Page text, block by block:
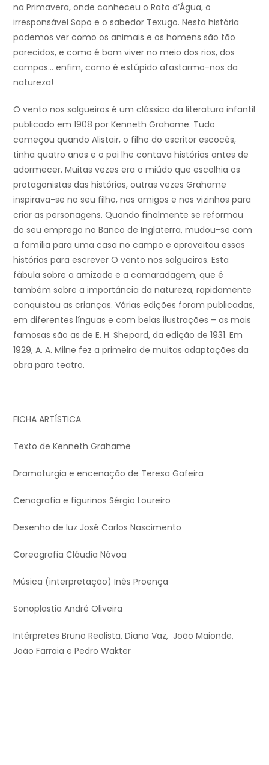
na Primavera, onde conheceu o Rato d’Água, o
irresponsável Sapo e o sabedor Texugo. Nesta história
podemos ver como os animais e os homens são tão
parecidos, e como é bom viver no meio dos rios, dos
campos… enfim, como é estúpido afastarmo-nos da
natureza!
O vento nos salgueiros é um clássico da literatura infantil
publicado em 1908 por Kenneth Grahame. Tudo
começou quando Alistair, o filho do escritor escocês,
tinha quatro anos e o pai lhe contava histórias antes de
adormecer. Muitas vezes era o miúdo que escolhia os
protagonistas das histórias, outras vezes Grahame
inspirava-se no seu filho, nos amigos e nos vizinhos para
criar as personagens. Quando finalmente se reformou
do seu emprego no Banco de Inglaterra, mudou-se com
a família para uma casa no campo e aproveitou essas
histórias para escrever O vento nos salgueiros. Esta
fábula sobre a amizade e a camaradagem, que é
também sobre a importância da natureza, rapidamente
conquistou as crianças. Várias edições foram publicadas,
em diferentes línguas e com belas ilustrações – as mais
famosas são as de E. H. Shepard, da edição de 1931. Em
1929, A. A. Milne fez a primeira de muitas adaptações da
obra para teatro.
FICHA ARTÍSTICA
Texto de Kenneth Grahame
Dramaturgia e encenação de Teresa Gafeira
Cenografia e figurinos Sérgio Loureiro
Desenho de luz José Carlos Nascimento
Coreografia Cláudia Nóvoa
Música (interpretação) Inês Proença
Sonoplastia André Oliveira
Intérpretes Bruno Realista, Diana Vaz, João Maionde,
João Farraia e Pedro Wakter